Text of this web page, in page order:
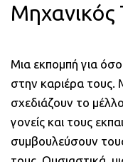
Μηχανικός
Μια εκπομπή για
στην καριέρα τους.
σχεδιάζουν το
γονείς και τους
συμβουλεύσουν